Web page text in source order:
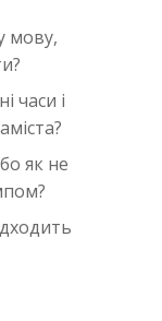
мову,
часи i
як не